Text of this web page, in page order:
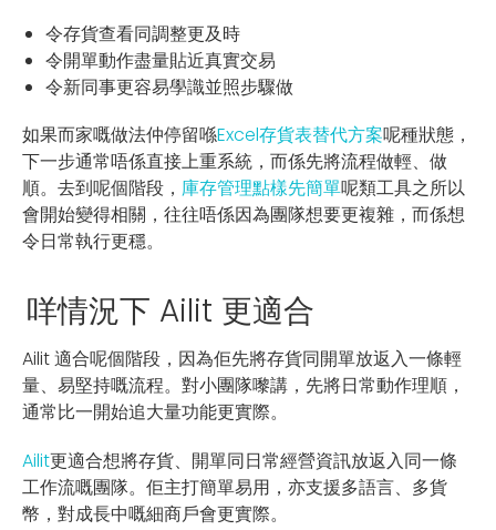
令存貨查看同調整更及時
令開單動作盡量貼近真實交易
令新同事更容易學識並照步驟做
如果而家嘅做法仲停留喺Excel存貨表替代方案呢種狀態，
下一步通常唔係直接上重系統，而係先將流程做輕、做
順。去到呢個階段， 庫存管理點樣先簡單呢類工具之所以
會開始變得相關，往往唔係因為團隊想要更複雜，而係想
令日常執行更穩。
咩情況下 Ailit 更適合
Ailit 適合呢個階段，因為佢先將存貨同開單放返入一條輕
量、易堅持嘅流程。對小團隊嚟講，先將日常動作理順，
通常比一開始追大量功能更實際。
Ailit更適合想將存貨、開單同日常經營資訊放返入同一條
工作流嘅團隊。佢主打簡單易用，亦支援多語言、多貨
幣，對成長中嘅細商戶會更實際。